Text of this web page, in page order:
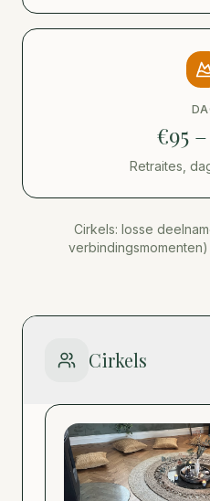
€95
Retraites,
Cirkels: losse
Cirkels